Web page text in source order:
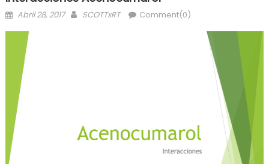
Posted
Abril 28, 2017 Author
SCOTTxRT Comment(0)